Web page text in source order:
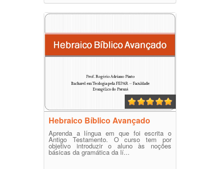
Hebraico Bíblico Avançado
Aprenda a língua em que foi escrita o
Antigo Testamento. O curso tem por
objetivo introduzir o aluno às noções
básicas da gramática da lí...